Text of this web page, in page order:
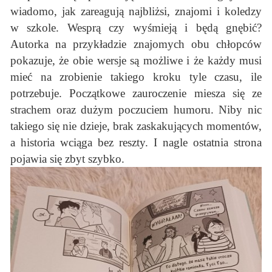
wiadomo, jak zareagują najbliżsi, znajomi i koledzy
w szkole. Wesprą czy wyśmieją i będą gnębić?
Autorka na przykładzie znajomych obu chłopców
pokazuje, że obie wersje są możliwe i że każdy musi
mieć na zrobienie takiego kroku tyle czasu, ile
potrzebuje. Początkowe zauroczenie miesza się ze
strachem oraz dużym poczuciem humoru. Niby nic
takiego się nie dzieje, brak zaskakujących momentów,
a historia wciąga bez reszty. I nagle ostatnia strona
pojawia się zbyt szybko.